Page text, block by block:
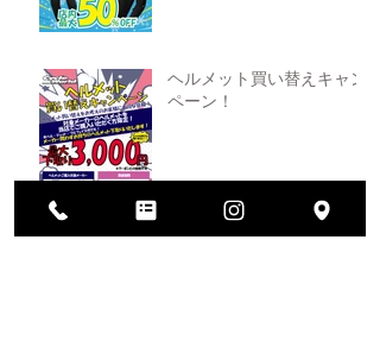
ヘルメット買い替えキャン
ペーン！